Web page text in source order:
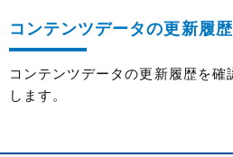
コンテンツデータの更新履
コンテンツデータの更新履歴を確
します。